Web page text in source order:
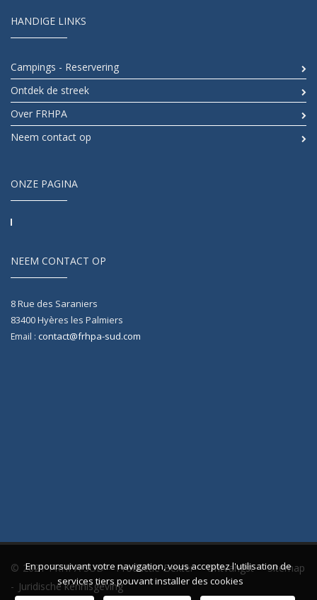
HANDIGE LINKS
Campings - Reservering
Ontdek de streek
Over FRHPA
Neem contact op
ONZE PAGINA
NEEM CONTACT OP
8 Rue des Saraniers
83400Hyères les Palmiers
Email : contact@frhpa-sud.com
© 2021 FRHPA SUD - Productie Bexter-Ontvangst-Sitemap
- Juridische kennisgeving
En poursuivant votre navigation, vous acceptez l'utilisation de
services tiers pouvant installer des cookies